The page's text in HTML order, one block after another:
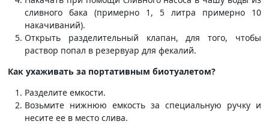
сливного бака (примерно 1, 5 литра примерно 10
накачиваний).
Открыть разделительный клапан, для того, чтобы
раствор попал в резервуар для фекалий.
Как ухаживать за портативным биотуалетом?
Разделите емкости.
Возьмите нижнюю емкость за специальную ручку и
несите ее в место слива.